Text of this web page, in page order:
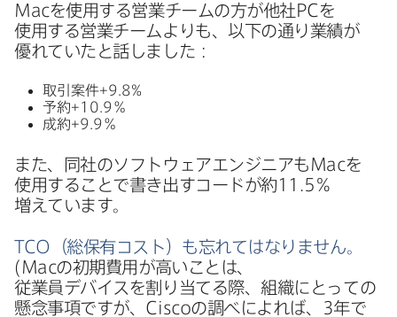
Macを​使用する​営業チームの​方が​他社 PCを​
使用する​営業チームよりも、​以下の​通り業績が​
優れていた​と​話しました​：
取引案件+9 8%
予約+10 9％
成約+9 9％
また、​同社の​ソフトウェアエンジニアも Macを​
使用する​ことで​書き出すコードが​約 11 5 ％
増えています。
TCO （総保有コスト）も​忘れては​なりません。
( Macの​初期費用が​高い​ことは、​
従業員デバイスを​割り当てる際、​組織に​とっての​
懸念事項ですが、 Ciscoの​調べに​よれば、 3年で​